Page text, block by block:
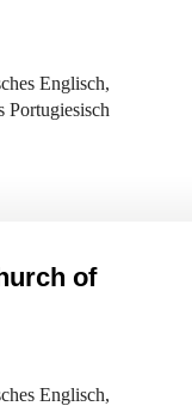
Englisch,
Portugiesisch
of
Englisch,